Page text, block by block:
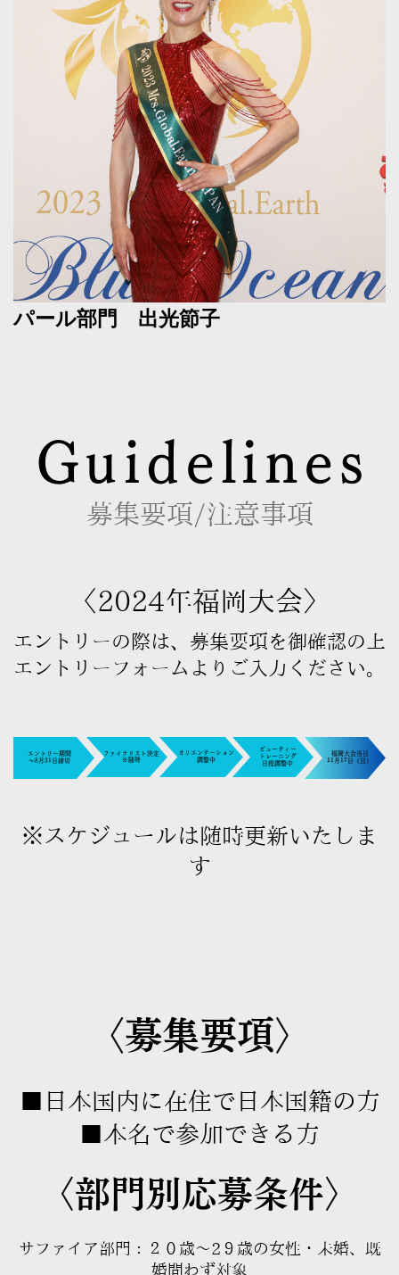
パール部門 出光節子
Guidelines
募集要項/注意事項
〈2024年福岡大会〉
エントリーの際は、募集要項を御確認の上
エントリーフォームよりご入力ください。
エントリー期間
～8月31日締切​
ファイナリスト決定
※随時
オリエンテーション
調​整中
ビューティー
トレーニング
日​程調整中
福岡大会当日
11月17日（日）
※スケジュールは随時更新いたしま
す
〈募集要項〉
■日本国内に在住で日本国籍の方
■本名で参加できる方
〈部門別応募条件〉
サファイア部門：２０歳〜2９歳の女性・未婚、既
婚問わず対象